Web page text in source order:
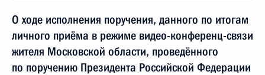
О ходе исполнения поручения, данного по итогам
личного приёма в режиме видео-конференц-связи
жителя Московской области, проведённого
по поручению Президента Российской Федерации